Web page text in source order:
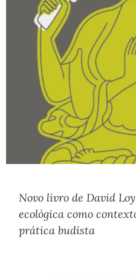
Novo livro de David
ecológica como
prática budista